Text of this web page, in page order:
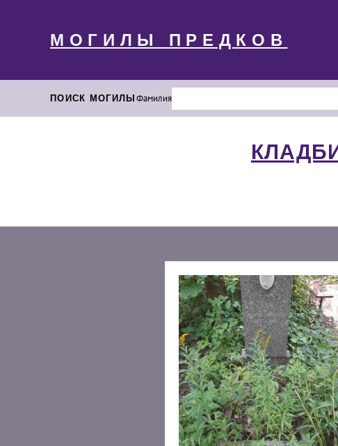
МОГИЛЫ ПРЕДКОВ
ПОИСК МОГИЛЫФамилия